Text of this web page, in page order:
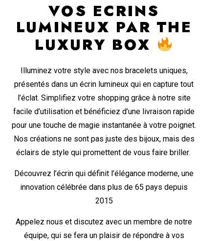
VOS ECRINS
LUMINEUX PAR THE
LUXURY BOX
Illuminez votre style avec nos bracelets uniques,
présentés dans un écrin lumineux qui en capture tout
l’éclat. Simplifiez votre shopping grâce à notre site
facile d’utilisation et bénéficiez d’une livraison rapide
pour une touche de magie instantanée à votre poignet.
Nos créations ne sont pas juste des bijoux, mais des
éclairs de style qui promettent de vous faire briller.
Découvrez l’écrin qui définit l’élégance moderne, une
innovation célébrée dans plus de 65 pays depuis
2015
Appelez nous et discutez avec un membre de notre
équipe, qui se fera un plaisir de répondre à vos